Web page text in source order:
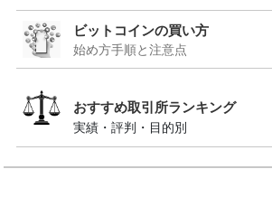
ビットコインの買い方
始め方手順と注意点
おすすめ取引所ランキング
実績・評判・目的別